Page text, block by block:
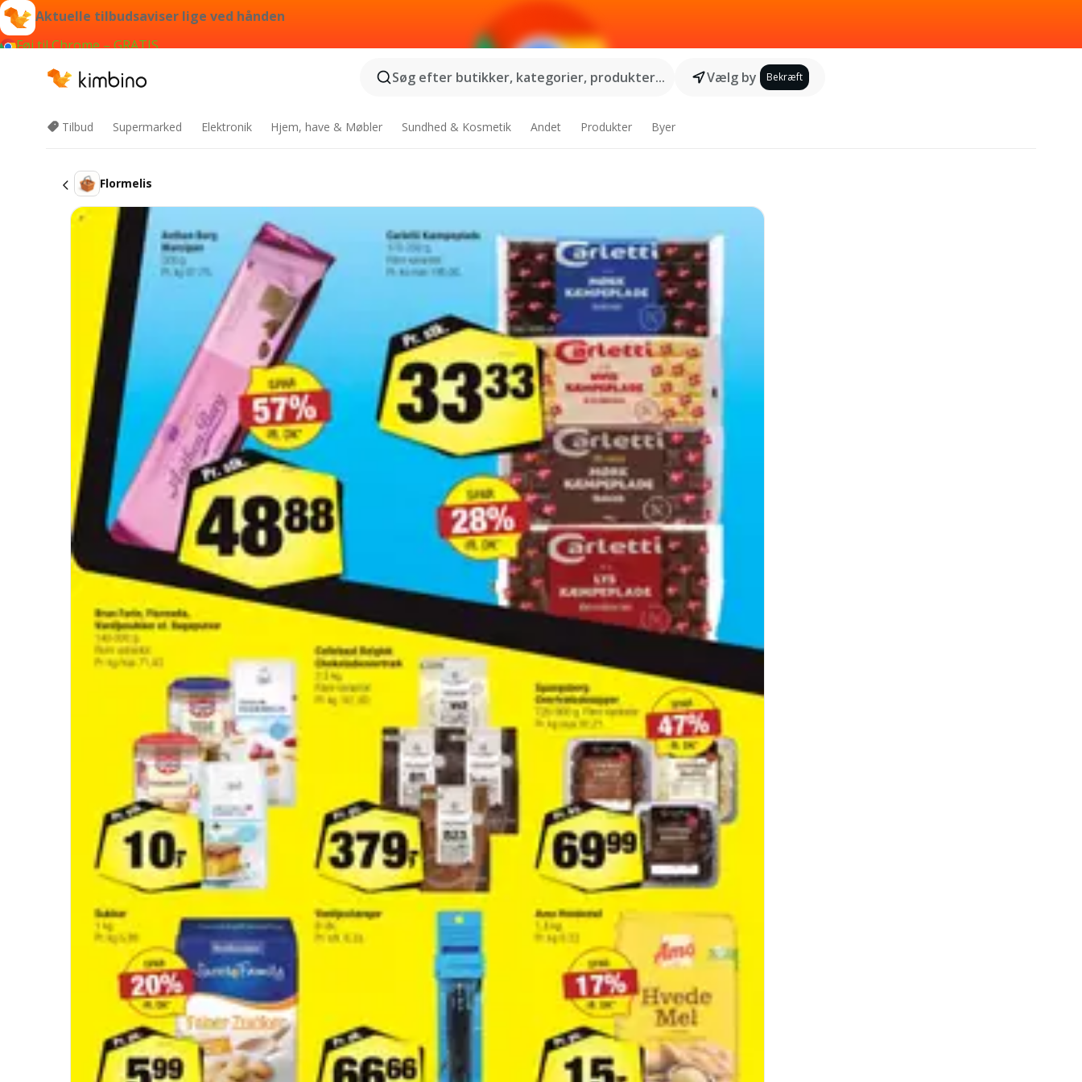
Aktuelle tilbudsaviser lige ved hånden
Føj til Chrome – GRATIS
Søg efter butikker, kategorier, produkter...
Vælg by Bekræft
Tilbud Supermarked Elektronik Hjem, have & Møbler Sundhed & Kosmetik Andet Produkter Byer
Flormelis